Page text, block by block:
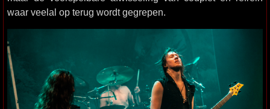
waar veelal op terug wordt gegrepen.